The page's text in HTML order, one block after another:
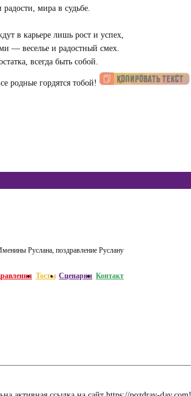
мира в судьбе.
в карьере лишь рост и успех,
— веселье и радостный смех.
всегда быть собой.
родные гордятся тобой!
Руслана, поздравление Руслану
Тосты Сценарии Контакт